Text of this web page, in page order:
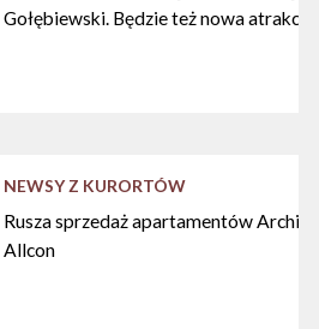
Gołębiewski. Będzie też nowa atrakcja
NEWSY Z KURORTÓW
Rusza sprzedaż apartamentów
Allcon